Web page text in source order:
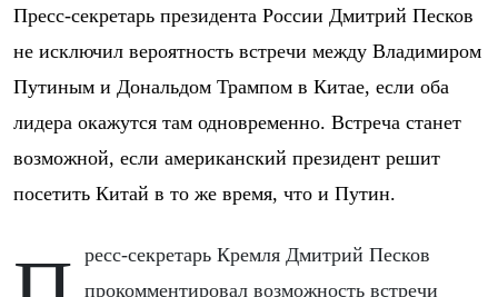
Пресс-секретарь президента России Дмитрий Песков
не исключил вероятность встречи между Владимиром
Путиным и Дональдом Трампом в Китае, если оба
лидера окажутся там одновременно. Встреча станет
возможной, если американский президент решит
посетить Китай в то же время, что и Путин.
прокомментировал возможность встречи